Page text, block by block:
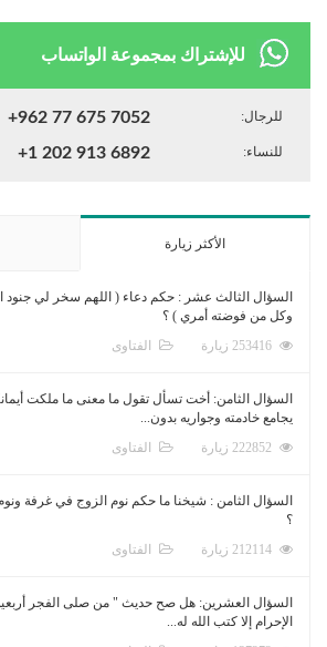
للإشتراك بمجموعة الواتساب
للرجال: +962 77 675 7052
للنساء: +1 202 913 6892
الأكثر زيارة
السؤال الثالث عشر : حكم دعاء ( اللهم سخر لي جنود
وكل من فوضته أمري ) ؟
الفتاوى
السؤال الثامن: أخت تسأل تقول ما معنى ما ملكت
يجامع خادمته وجواريه بدون...
الفتاوى
السؤال الثامن : شيخنا ما حكم نوم الزوج في غرفة
؟
الفتاوى
السؤال العشرين: هل صح حديث " من صلى الفجر أربعين
الإحرام إلا كتب الله له...